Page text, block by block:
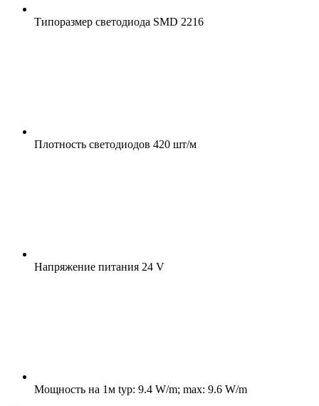
Типоразмер светодиода SMD 2216
Плотность светодиодов 420 шт/м
Напряжение питания 24 V
Мощность на 1м typ: 9.4 W/m; max: 9.6 W/m